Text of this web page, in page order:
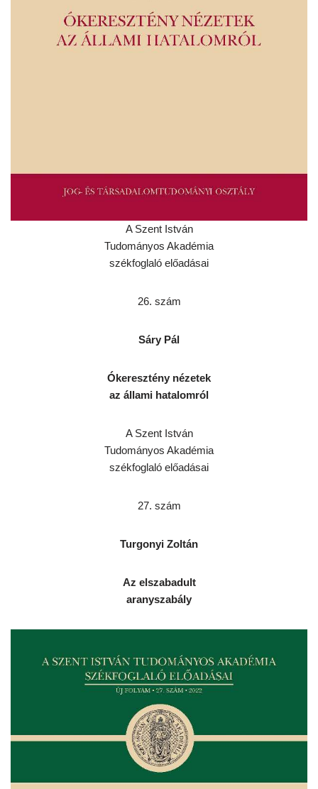
A Szent István
Tudományos Akadémia
székfoglaló előadásai
26. szám
Sáry Pál
Ókeresztény nézetek
az állami hatalomról
A Szent István
Tudományos Akadémia
székfoglaló előadásai
27. szám
Turgonyi Zoltán
Az elszabadult
aranyszabály